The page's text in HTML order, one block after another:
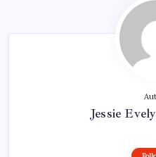
Jessie